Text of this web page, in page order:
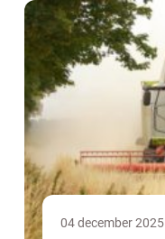
04 december 2025